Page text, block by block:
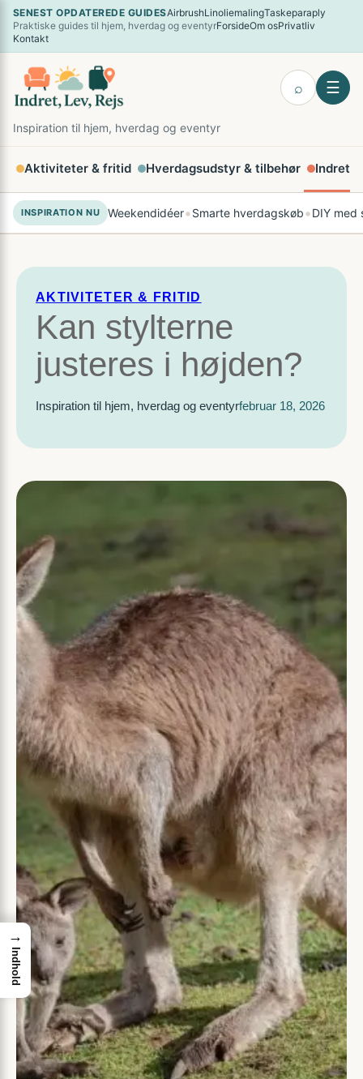
Spring
SENEST OPDATEREDE GUIDESAirbrushLinoliemalingTaskeparaply
Praktiske guides til hjem, hverdag og eventyrForsideOm osPrivatliv
Kontakt
⌕ ☰
Inspiration til hjem, hverdag og eventyr
Aktiviteter & fritid Hverdagsudstyr & tilbehør
INSPIRATION NU Weekendidéer•Smarte hverdagskøb•DIY med
AKTIVITETER & FRITID
Kan stylterne
justeres i højden?
Inspiration til hjem, hverdag og eventyrfebruar 18, 2026
→
Indhold